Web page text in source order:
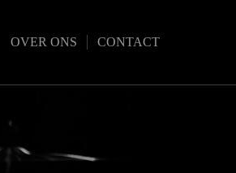
OVER ONS CONTACT